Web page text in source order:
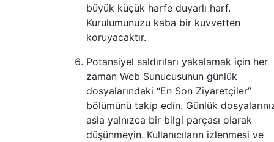
büyük küçük harfe duyarlı harf.
Kurulumunuzu kaba bir kuvvetten
koruyacaktır.
Potansiyel saldırıları yakalamak için her
zaman Web Sunucusunun günlük
dosyalarındaki “En Son Ziyaretçiler”
bölümünü takip edin. Günlük
asla yalnızca bir bilgi parçası olarak
düşünmeyin. Kullanıcıların izlenmesi ve